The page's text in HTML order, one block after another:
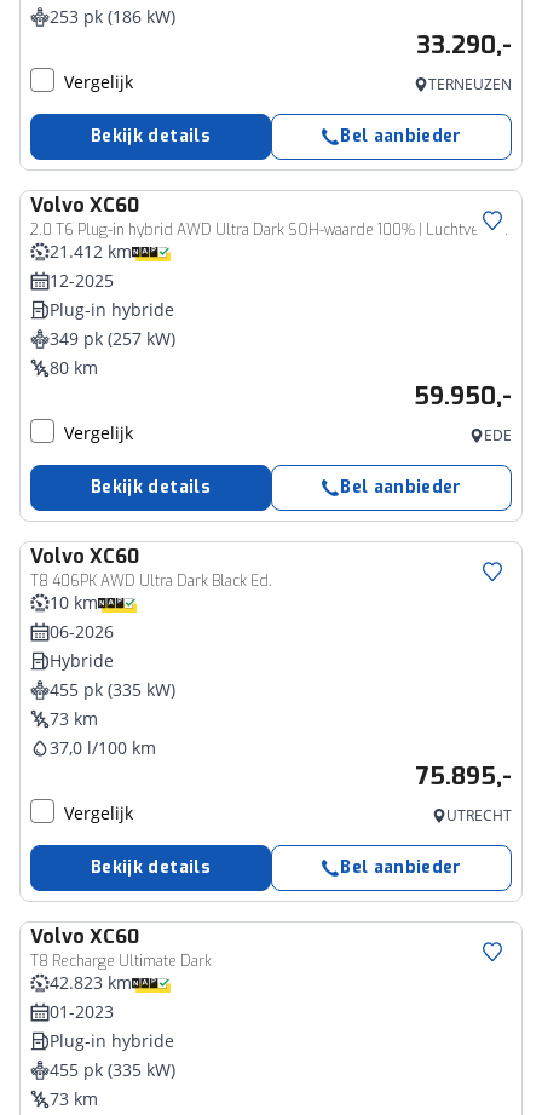
253 pk (186 kW)
33.290,-
Vergelijk TERNEUZEN
Bekijk details Bel aanbieder
Volvo XC60
2.0 T6 Plug-in hybrid AWD Ultra Dark SOH-waarde 100% | Luchtvering | Head-up Display | Visual Park Assist incl. 360° Camera | Panoramisch Schuif-/Kanteldak | Harman/Kardon | Trekhaak | All-Season Banden | Keyless | BLIS | Elektrische Achterklep Met Sensorsturing | Adaptieve Cruise Control | Pilot Assist | Elektrisch Verstelbare Stoelen Met Geheugen | Stoelverwarming Voor- en Achter | Stuurverwarming | Lederen Dashboard |
21.412 km
12-2025
Plug-in hybride
349 pk (257 kW)
80 km
59.950,-
Vergelijk EDE
Bekijk details Bel aanbieder
Volvo XC60
T8 406PK AWD Ultra Dark Black Ed.
10 km
06-2026
Hybride
455 pk (335 kW)
73 km
37,0 l/100 km
75.895,-
Vergelijk UTRECHT
Bekijk details Bel aanbieder
Volvo XC60
T8 Recharge Ultimate Dark
42.823 km
01-2023
Plug-in hybride
455 pk (335 kW)
73 km